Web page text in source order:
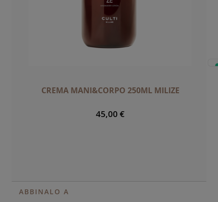
CREMA MANI&CORPO 250ML MILIZE
45,00 €
ABBINALO A